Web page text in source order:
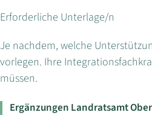
Erforderliche Unterlage/n
Je nachdem, welche
vorlegen. Ihre
müssen.
Ergänzungen Landratsamt